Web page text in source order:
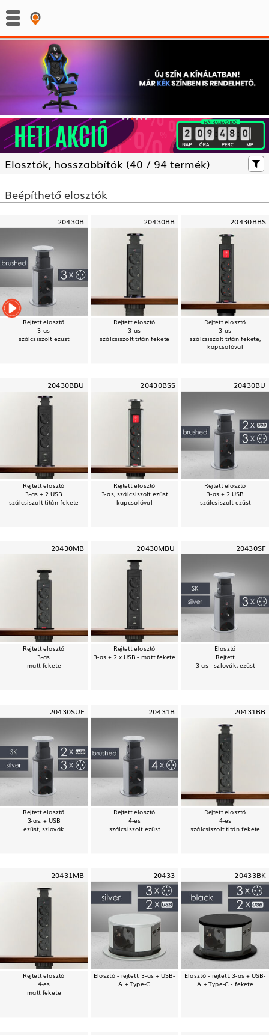
: :
Elosztók, hosszabbítók (40 / 94 termék)
Beépíthető elosztók
20430B
Rejtett elosztó
3-as
szálcsiszolt ezüst
20430BB
Rejtett elosztó
3-as
szálcsiszolt titán fekete
20430BBS
Rejtett elosztó
3-as
szálcsiszolt titán fekete,
kapcsolóval
20430BBU
Rejtett elosztó
3-as + 2 USB
szálcsiszolt titán fekete
20430BSS
Rejtett elosztó
3-as, szálcsiszolt ezüst
kapcsolóval
20430BU
Rejtett elosztó
3-as + 2 USB
szálcsiszolt ezüst
20430MB
Rejtett elosztó
3-as
matt fekete
20430MBU
Rejtett elosztó
3-as + 2 x USB - matt fekete
20430SF
Elosztó
Rejtett
3-as - szlovák, ezüst
20430SUF
Rejtett elosztó
3-as, + USB
ezüst, szlovák
20431B
Rejtett elosztó
4-es
szálcsiszolt ezüst
20431BB
Rejtett elosztó
4-es
szálcsiszolt titán fekete
20431MB
Rejtett elosztó
4-es
matt fekete
20433
Elosztó - rejtett, 3-as + USB-
A + Type-C
20433BK
Elosztó - rejtett, 3-as + USB-
A + Type-C - fekete